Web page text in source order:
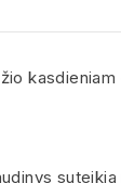
kasdieniam
suteikia